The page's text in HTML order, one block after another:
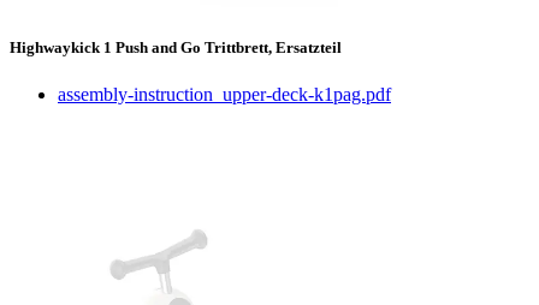
Highwaykick 1 Push and Go Trittbrett, Ersatzteil
assembly-instruction_upper-deck-k1pag.pdf